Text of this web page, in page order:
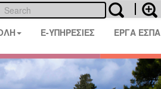
E-ΥΠΗΡΕΣΙΕΣ ΕΡΓΑ ΕΣΠΑ